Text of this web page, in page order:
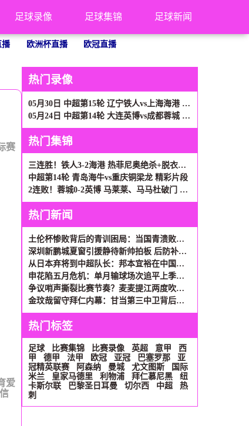
足球录像 足球集锦 足球新闻
播 欧洲杯直播 欧冠直播
赛
爱
热门录像
05月30日 中超第15轮 辽宁铁人vs上海海港 全场录像
05月24日 中超第14轮 大连英博vs成都蓉城 全场录像
热门集锦
三连胜！铁人3-2海港 热菲尼奥绝杀+脱衣吃第2黄 姆本扎3轮轰6球
中超第14轮 青岛海牛vs重庆铜梁龙 精彩片段
2连败！蓉城0-2英博 马莱莱、马马杜破门 英博近5轮首胜升第二
热门新闻
土伦杯惨败背后的青训困局：当国青溃败遇上民间奇迹
深圳新鹏城夏窗引援静待新帅拍板 后防补强成当务之急
从日本弃将到中超队长：邦本宜裕在中国的涅槃之路
申花陷五月危机：单月输球场次追平上季全年 间歇期成救命稻草
争议哨声撕裂比赛节奏？麦麦提江两度吹罚杨帅引爆申花替补席
金玟哉留守拜仁内幕：甘当第三中卫背后，1700万年薪成关键砝码
热门标签
足球 比赛集锦 比赛录像 英超 意甲
西
甲
德甲 法甲 欧冠 亚冠 巴塞罗那
亚
冠精英联赛
阿森纳 曼城 尤文图斯
国际
米兰
皇家马德里 利物浦 拜仁慕尼黑
纽
卡斯尔联
巴黎圣日耳曼 切尔西 中超
热
刺